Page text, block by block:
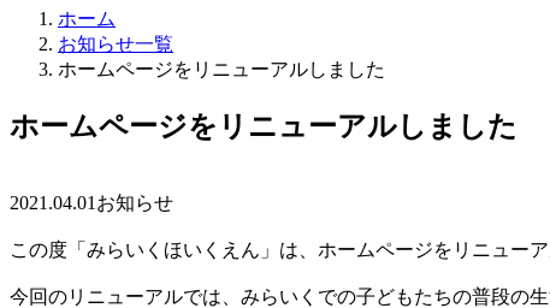
ホーム
お知らせ一覧
ホームページをリニューアルしました
ホームページをリニューアルしました
2021.04.01 お知らせ
この度「みらいくほいくえん」は、ホームページをリニューア
今回のリニューアルでは、みらいくでの子どもたちの普段の